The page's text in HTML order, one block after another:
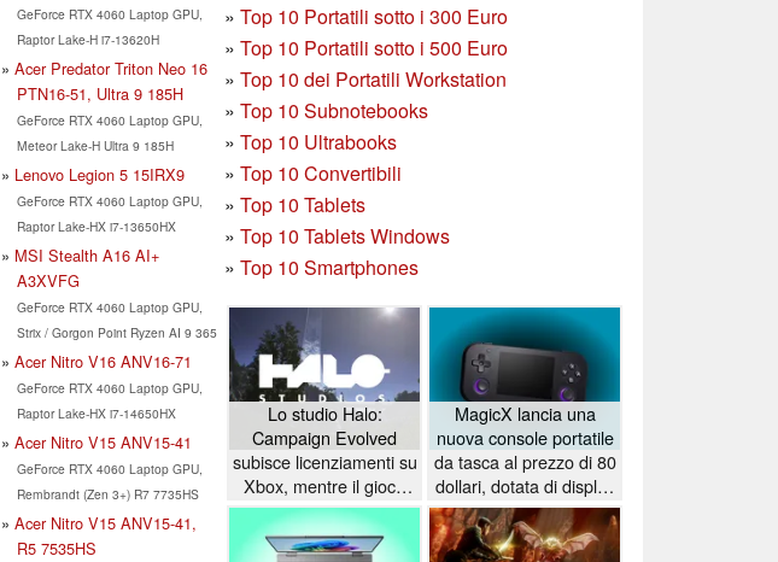
GeForce RTX 4060 Laptop GPU,
Raptor Lake-H i7-13620H
Acer Predator Triton Neo 16
PTN16-51, Ultra 9 185H
GeForce RTX 4060 Laptop GPU,
Meteor Lake-H Ultra 9 185H
Lenovo Legion 5 15IRX9
GeForce RTX 4060 Laptop GPU,
Raptor Lake-HX i7-13650HX
MSI Stealth A16 AI+
A3XVFG
GeForce RTX 4060 Laptop GPU,
Strix / Gorgon Point Ryzen AI 9 365
Acer Nitro V16 ANV16-71
GeForce RTX 4060 Laptop GPU,
Raptor Lake-HX i7-14650HX
Acer Nitro V15 ANV15-41
GeForce RTX 4060 Laptop GPU,
Rembrandt (Zen 3+) R7 7735HS
Acer Nitro V15 ANV15-41,
R5 7535HS
» Top 10 Portatili sotto i 300 Euro
» Top 10 Portatili sotto i 500 Euro
» Top 10 dei Portatili Workstation
» Top 10 Subnotebooks
» Top 10 Ultrabooks
» Top 10 Convertibili
» Top 10 Tablets
» Top 10 Tablets Windows
» Top 10 Smartphones
Lo studio Halo:
Campaign Evolved
subisce licenziamenti su
Xbox, mentre il gioco
registra vendite
altalenanti
MagicX lancia una
nuova console portatile
da tasca al prezzo di 80
dollari, dotata di display
OLED ad alta risoluzione